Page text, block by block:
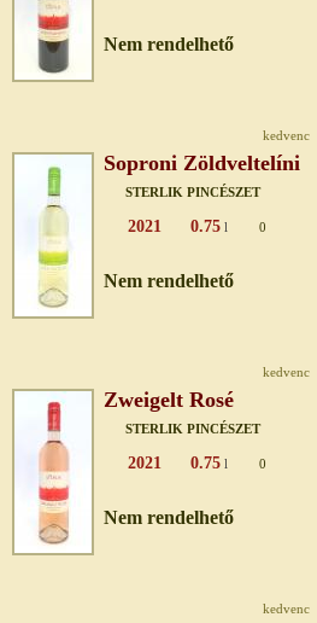
Nem rendelhető
kedvenc
Soproni Zöldveltelíni
STERLIK PINCÉSZET
2021 0.75 l 0
Nem rendelhető
kedvenc
Zweigelt Rosé
STERLIK PINCÉSZET
2021 0.75 l 0
Nem rendelhető
kedvenc